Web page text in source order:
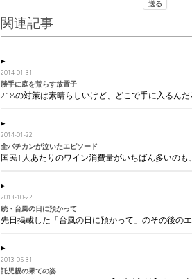
関連記事
2014-01-31
勝手に庭を荒らす放置子
218の対策は素晴らしいけど、どこで手に入るん
2014-01-22
全バチカンが泣いたエピソード
国民1人あたりのワイン消費量がいちばん多いの
2013-10-22
続・台風の日に預かって
先日掲載した「台風の日に預かって」のその後の
2013-05-31
託児親の果ての姿